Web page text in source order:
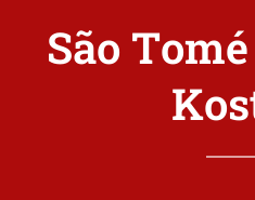
São